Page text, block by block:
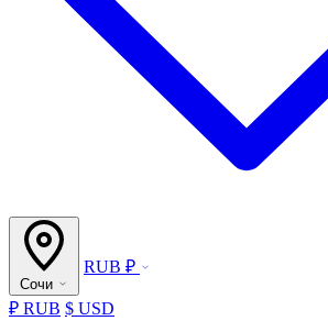
Сочи
RUB ₽
₽ RUB $ USD